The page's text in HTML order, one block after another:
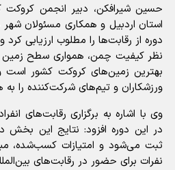
حسین شیرافکن، دبیر انجمن کروکت
استان اردبیل و همکاری مسئولان
دوره از رقابت‌ها را مطلوب ارزیابی
نظر کیفیت چمن، همواری سطح زمین و
بهترین زمین‌های کروکت کشور
ورزشکاران و تیم‌های شرکت‌کننده را
وی با اشاره به برگزاری رقابت‌های
در این دوره افزود: نتایج این بخش
ثبت می‌شود و امتیازات کسب‌شده،
نفرات برای حضور در رقابت‌های